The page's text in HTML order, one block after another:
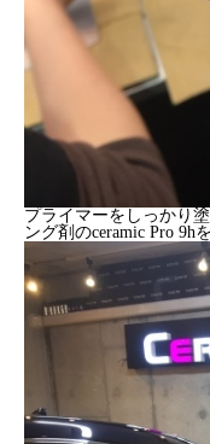
プライマーをしっかり
ング剤のceramic Pro 9h